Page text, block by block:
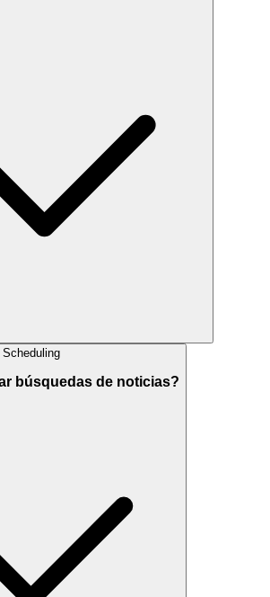
Scheduling
búsquedas de noticias?